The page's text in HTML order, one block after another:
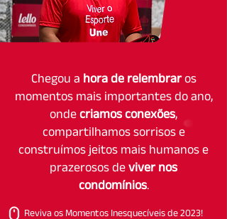
Chegou a hora de relembraros
momentos mais importantes do ano,
onde criamos conexões,
compartilhamos sorrisos e
construímos jeitos mais humanos e
prazerosos de viver nos
condomínios.
Reviva os Momentos Inesquecíveis de 2023!